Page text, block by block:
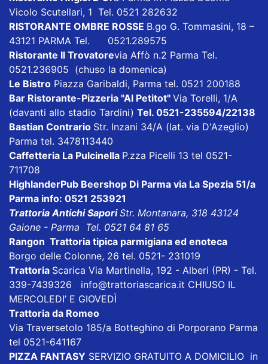
Vicolo Scutellari, 1 Tel. 0521 282632
RISTORANTE OMBRE ROSSE B.go G. Tommasini, 18 –
43121 PARMA Tel. 0521.289575
Ristorante Il Trovatorevia Affò n.2 Parma Tel.
0521.236905 (chuso la domenica)
Le Bistro Piazza Garibaldi, Parma tel. 0521 200188
Bar Ristorante-Pizzeria "Al Petitot" Via Torelli, 1/A
(davanti allo stadio Tardini) Tel. 0521-235594/22138
Bastian Contrario Str. Inzani 34/A (lat. via D'Azeglio)
Parma tel. 3478113440
Caffetteria La Pulcinella P.zza Picelli 13 tel 0521-
711708
HighlanderPub Beershop Di Parma via La Spezia 51/a
Parma info: 0521 253921
Trattoria Antichi SaporiStr. Montanara, 318 43124
Gaione - Parma Tel. 0521 64 81 65
Rangon Trattoria tipica parmigiana ed enoteca
Borgo delle Colonne, 26 tel. 0521- 231019
Trattoria Scarica Via Martinella, 192 - Alberi (PR) - Tel.
339-7439326 info@trattoriascarica.it CHIUSO IL
MERCOLEDI’ E GIOVEDÌ
Trattoria da Romeo
Via Traversetolo 185/a Botteghino di Porporano Parma
tel 0521-641167
PIZZA FANTASY SERVIZIO GRATUITO A DOMICILIO in